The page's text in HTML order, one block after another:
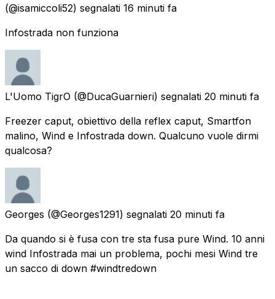
(@isamiccoli52) segnalati 16 minuti fa
Infostrada non funziona
L'Uomo TigrO (@DucaGuarnieri) segnalati 20 minuti fa
Freezer caput, obiettivo della reflex caput, Smartfon
malino, Wind e Infostrada down. Qualcuno vuole dirmi
qualcosa?
Georges (@Georges1291) segnalati 20 minuti fa
Da quando si è fusa con tre sta fusa pure Wind. 10 anni
wind Infostrada mai un problema, pochi mesi Wind tre
un sacco di down #windtredown